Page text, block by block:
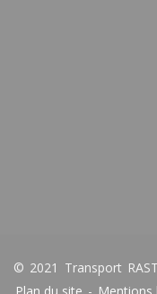
© 2021 Transport